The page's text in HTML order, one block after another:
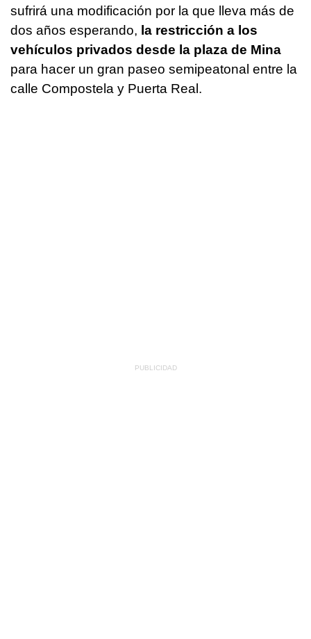
sufrirá una modificación por la que lleva más de
dos años esperando, la restricción a los
vehículos privados desde la plaza de Mina
para hacer un gran paseo semipeatonal entre la
calle Compostela y Puerta Real.